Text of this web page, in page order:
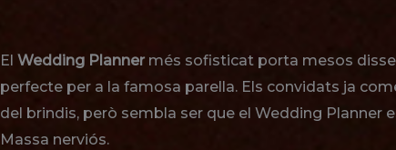
El Wedding Planner més sofisticat porta mesos
perfecte per a la famosa parella. Els convidats ja
del brindis, però sembla ser que el Wedding Planner
Massa nerviós.